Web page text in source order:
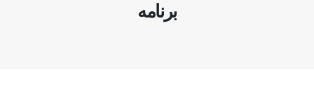
برنامه